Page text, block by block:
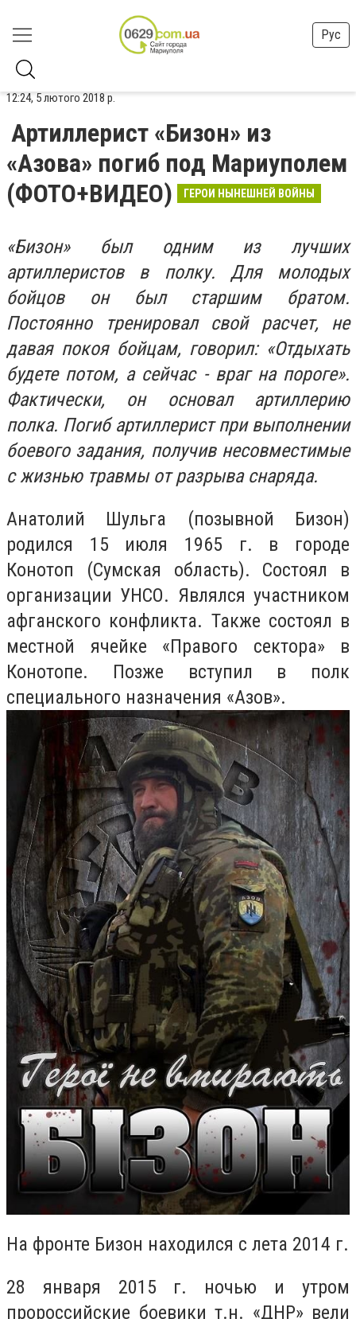
Рус
12:24, 5 лютого 2018 р.
Артиллерист «Бизон» из
«Азова» погиб под Мариуполем
(ФОТО+ВИДЕО)
ГЕРОИ НЫНЕШНЕЙ ВОЙНЫ
«Бизон» был одним из лучших
артиллеристов в полку. Для молодых
бойцов он был старшим братом.
Постоянно тренировал свой расчет, не
давая покоя бойцам, говорил: «Отдыхать
будете потом, а сейчас - враг на пороге».
Фактически, он основал артиллерию
полка. Погиб артиллерист при выполнении
боевого задания, получив несовместимые
с жизнью травмы от разрыва снаряда.
Анатолий Шульга (позывной Бизон)
родился 15 июля 1965 г. в городе
Конотоп (Сумская область). Состоял в
организации УНСО. Являлся участником
афганского конфликта. Также состоял в
местной ячейке «Правого сектора» в
Конотопе. Позже вступил в полк
специального назначения «Азов».
На фронте Бизон находился с лета 2014 г.
28 января 2015 г. ночью и утром
пророссийские боевики т.н. «ДНР» вели